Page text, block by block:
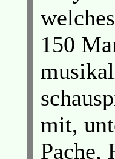
150
mit,
Pache,